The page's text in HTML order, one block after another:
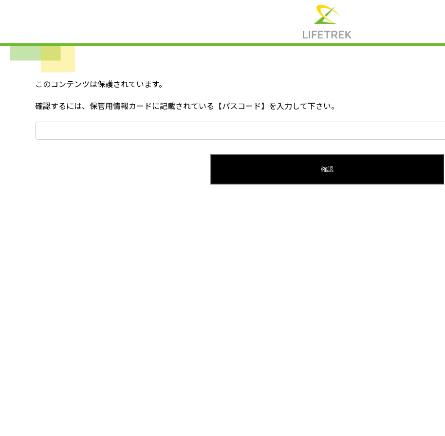
このコンテンツは保護されています。
確認するには、保管用情報カードに記載されている【パスコード】を入力して下さい。